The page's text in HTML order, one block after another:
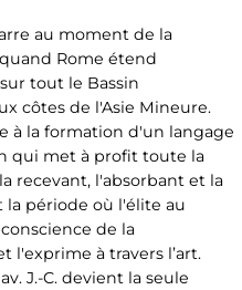
au moment de la
Rome étend
tout le Bassin
côtes de l'Asie Mineure.
à la formation d'un langage
qui met à profit toute la
recevant, l'absorbant et la
la période où l'élite au
de la
l'exprime à travers l’art.
J.-C. devient la seule